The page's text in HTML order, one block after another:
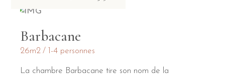
Barbacane
26m2 1-4 personnes
La chambre Barbacane tire son nom de la